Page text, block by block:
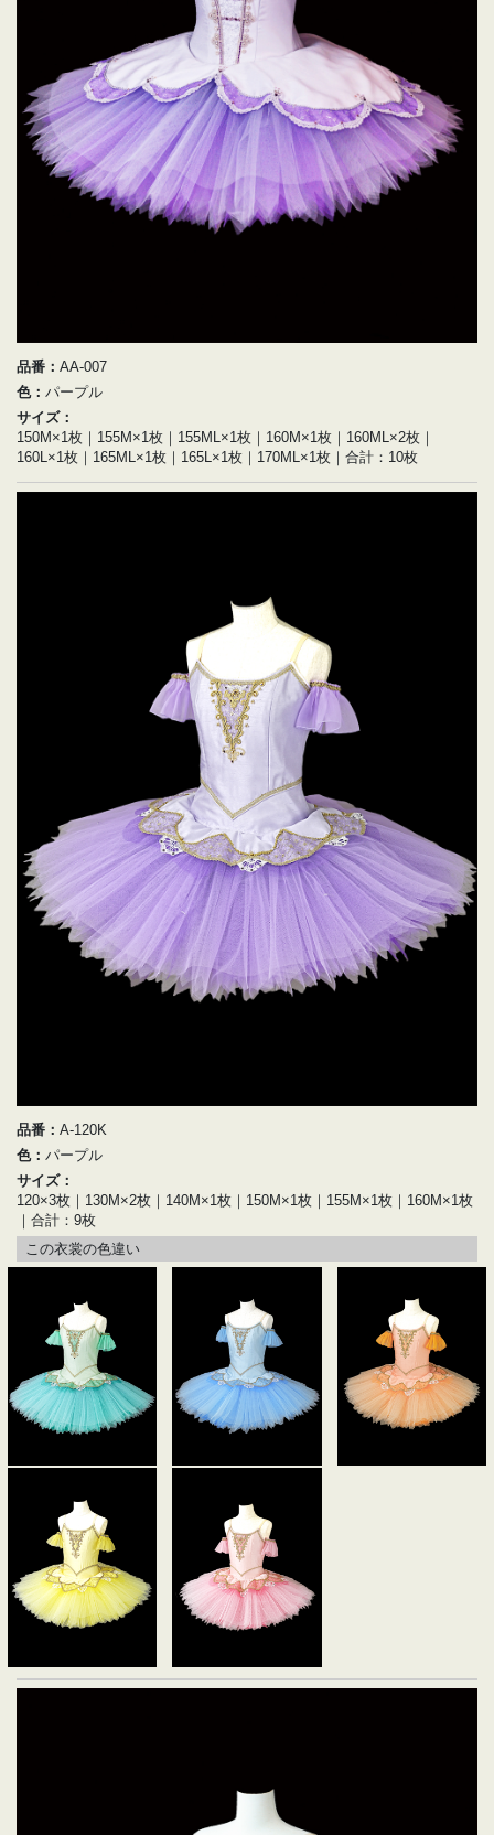
品番： AA-007
色： パープル
サイズ：
150M×1枚｜155M×1枚｜155ML×1枚｜160M×1枚｜160ML×2枚｜
160L×1枚｜165ML×1枚｜165L×1枚｜170ML×1枚｜合計：10枚
品番： A-120K
色： パープル
サイズ：
120×3枚｜130M×2枚｜140M×1枚｜150M×1枚｜155M×1枚｜160M×1枚
｜合計：9枚
この衣裳の色違い